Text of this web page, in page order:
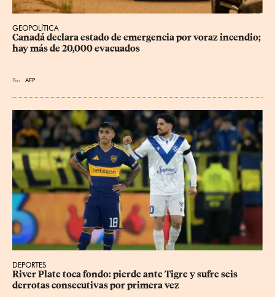
GEOPOLÍTICA
Canadá declara estado de emergencia por voraz incendio;
hay más de 20,000 evacuados
Por AFP
DEPORTES
River Plate toca fondo: pierde ante Tigre y sufre seis
derrotas consecutivas por primera vez